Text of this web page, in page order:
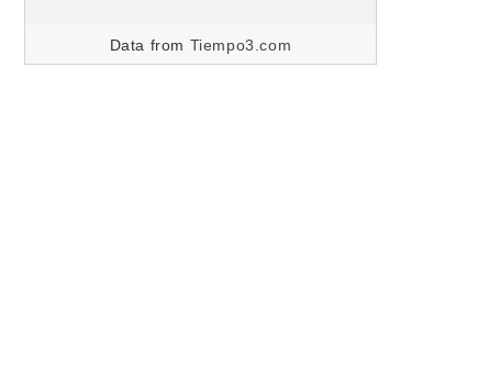
Data from Tiempo3.com